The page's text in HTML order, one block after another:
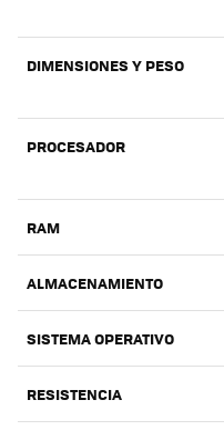
DIMENSIONES Y PESO
PROCESADOR
RAM
ALMACENAMIENTO
SISTEMA OPERATIVO
RESISTENCIA